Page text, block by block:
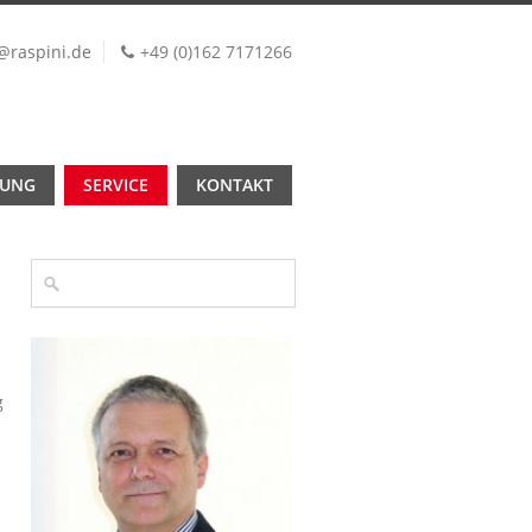
+49 (0)162 7171266
SERVICE KONTAKT